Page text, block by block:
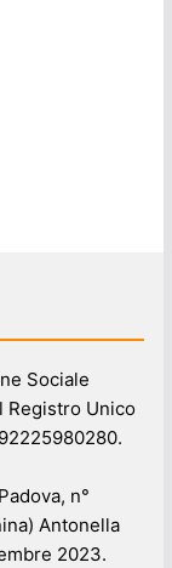
Sociale
Registro Unico
n°
Antonella
2023.